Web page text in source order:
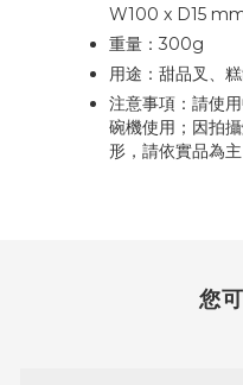
W100 x D15
重量：300g
用途：甜品叉、
注意事項：請使
碗機使用；因拍
形，請依實品為主
您